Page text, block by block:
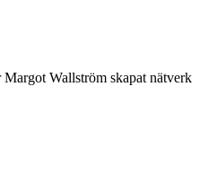
Wallström skapat nätverk